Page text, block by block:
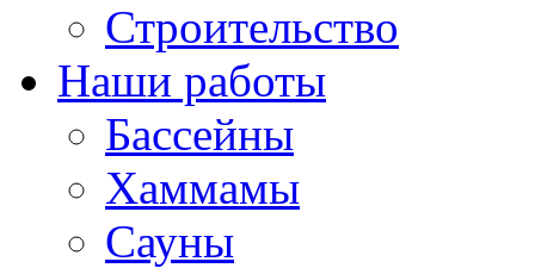
Строительство
Наши работы
Бассейны
Хаммамы
Сауны